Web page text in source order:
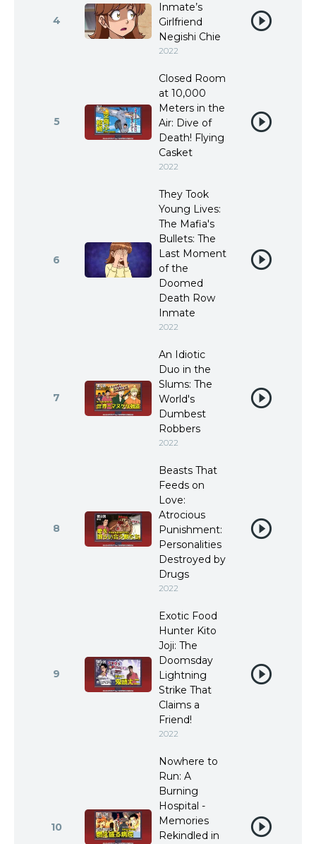
4
Inmate’s
Girlfriend
Negishi Chie
2022
5
Closed Room
at 10,000
Meters in the
Air: Dive of
Death! Flying
Casket
2022
6
They Took
Young Lives:
The Mafia's
Bullets: The
Last Moment
of the
Doomed
Death Row
Inmate
2022
7
An Idiotic
Duo in the
Slums: The
World's
Dumbest
Robbers
2022
8
Beasts That
Feeds on
Love:
Atrocious
Punishment:
Personalities
Destroyed by
Drugs
2022
9
Exotic Food
Hunter Kito
Joji: The
Doomsday
Lightning
Strike That
Claims a
Friend!
2022
10
Nowhere to
Run: A
Burning
Hospital -
Memories
Rekindled in